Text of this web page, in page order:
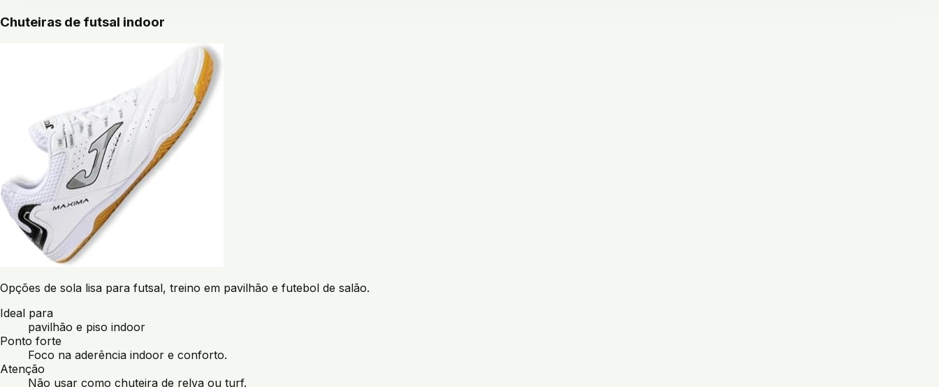
Chuteiras de futsal indoor
Opções de sola lisa para futsal, treino em pavilhão e futebol de salão.
Ideal para
pavilhão e piso indoor
Ponto forte
Foco na aderência indoor e conforto.
Atenção
Não usar como chuteira de relva ou turf.